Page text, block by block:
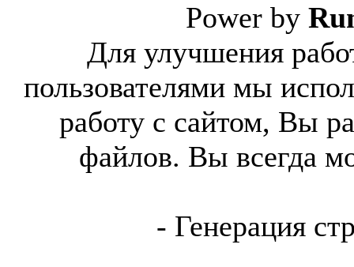
Power by
Для улучшения
пользователями мы
работу с сайтом, Вы
файлов. Вы всегда
- Генерация